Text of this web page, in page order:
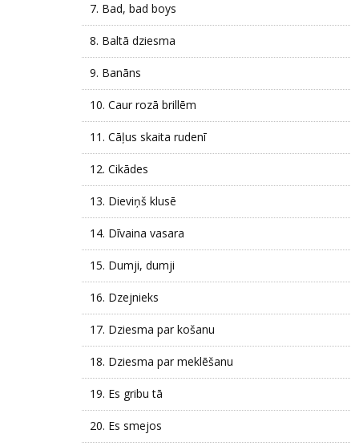
7. Bad, bad boys
8. Baltā dziesma
9. Banāns
10. Caur rozā brillēm
11. Cāļus skaita rudenī
12. Cikādes
13. Dieviņš klusē
14. Dīvaina vasara
15. Dumji, dumji
16. Dzejnieks
17. Dziesma par košanu
18. Dziesma par meklēšanu
19. Es gribu tā
20. Es smejos